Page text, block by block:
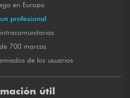
en Europa
un profesional
700 marcas
de los usuarios
útil